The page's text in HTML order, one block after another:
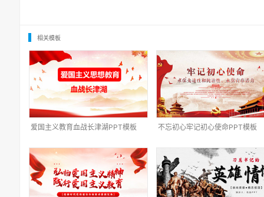
相关模板
爱国主义教育血战长津湖PPT模板 不忘初心牢记初心使命PPT模板